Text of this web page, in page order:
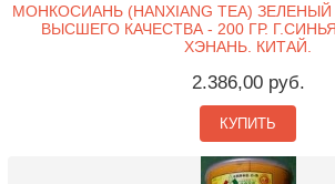
МОНКОСИАНЬ (HANXIANG TEA)
ВЫСШЕГО КАЧЕСТВА - 200 ГР.
ХЭНАНЬ. КИТАЙ.
2.386,00 руб.
КУПИТЬ